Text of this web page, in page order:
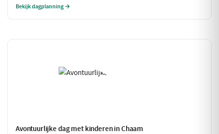
heerlijke traktatie bij Milly's IJs Boutique, waar je kunt zien hoe het
Bekijk dagplanning →
Avontuurlijke dag met kinderen in Chaam